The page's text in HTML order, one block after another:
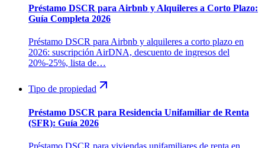
Préstamo DSCR para Airbnb y Alquileres a Corto Plazo:
Guía Completa 2026
Préstamo DSCR para Airbnb y alquileres a corto plazo en
2026: suscripción AirDNA, descuento de ingresos del
20%-25%, lista de…
Tipo de propiedad
Préstamo DSCR para Residencia Unifamiliar de Renta
(SFR): Guía 2026
Préstamo DSCR para viviendas unifamiliares de renta en